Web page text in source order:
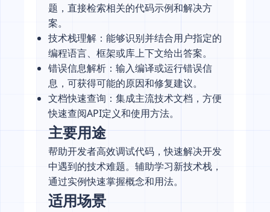
题，直接检索相关的代码示例和解决方
案。
技术栈理解：能够识别并结合用户指定的
编程语言、框架或库上下文给出答案。
错误信息解析：输入编译或运行错误信
息，可获得可能的原因和修复建议。
文档快速查询：集成主流技术文档，方便
快速查阅API定义和使用方法。
主要用途
帮助开发者高效调试代码，快速解决开发
中遇到的技术难题。辅助学习新技术栈，
通过实例快速掌握概念和用法。
适用场景